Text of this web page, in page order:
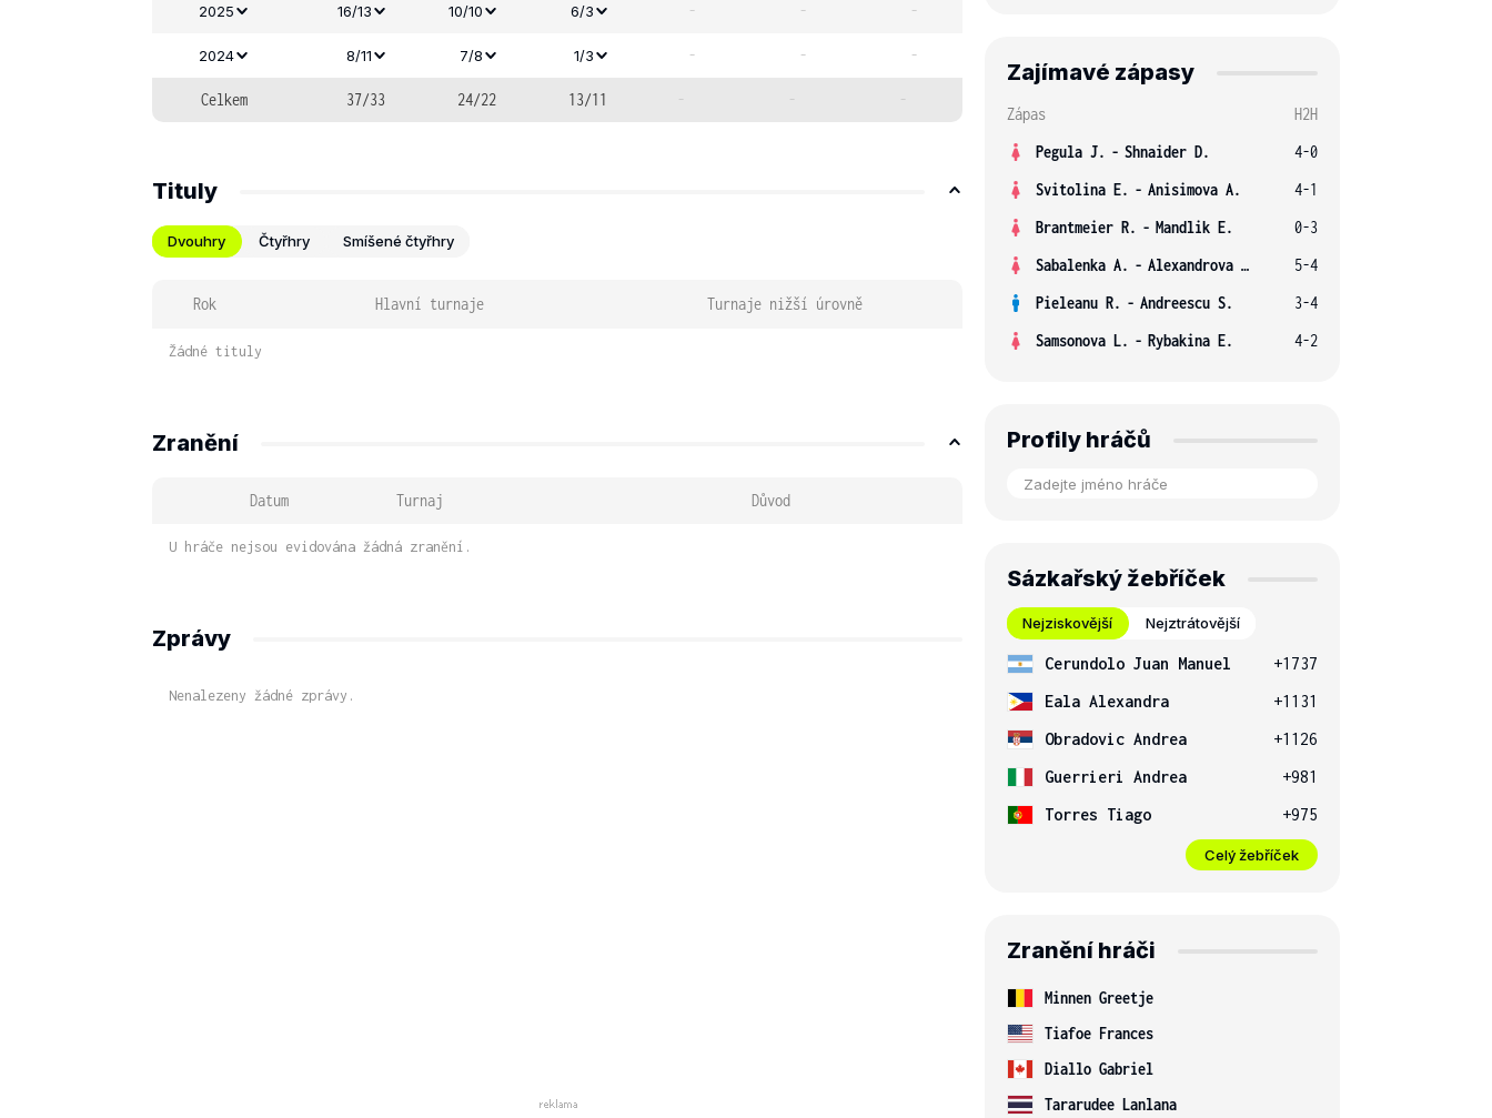
2025 16/13 10/10 6/3 - - -
2024 8/11 7/8 1/3 - - -
Celkem 37/33 24/22 13/11 - - -
Tituly
Dvouhry Čtyřhry Smíšené čtyřhry
Rok Hlavní turnaje Turnaje nižší úrovně
Žádné tituly
Zranění
Datum Turnaj Důvod
U hráče nejsou evidována žádná zranění.
Zprávy
Nenalezeny žádné zprávy.
Zajímavé zápasy
Zápas
H2H
Pegula J. - Shnaider D.
4-0
Svitolina E. - Anisimova A.
4-1
Brantmeier R. - Mandlik E.
0-3
Sabalenka A. - Alexandrova E.
5-4
Pieleanu R. - Andreescu S.
3-4
Samsonova L. - Rybakina E. 4-2
Profily hráčů
Sázkařský žebříček
Nejziskovější Nejztrátovější
Cerundolo Juan Manuel
+1737
Eala Alexandra
+1131
Obradovic Andrea
+1126
Guerrieri Andrea
+981
Torres Tiago
+975
Celý žebříček
Zranění hráči
Minnen Greetje
Tiafoe Frances
Diallo Gabriel
Tararudee Lanlana